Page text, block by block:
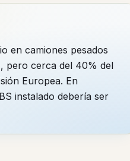
en camiones pesados
pero cerca del 40% del
Europea. En
instalado debería ser